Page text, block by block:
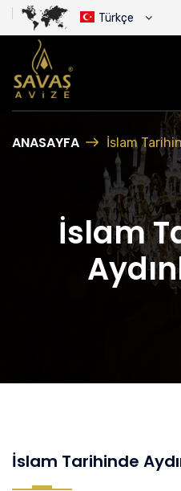
Türkçe
ANASAYFA İslam
İslam
İslam Tarihinde